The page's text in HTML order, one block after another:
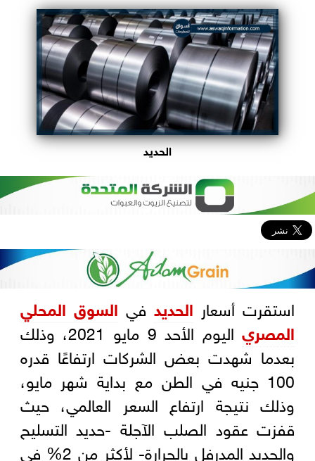
الحديد
استقرت أسعار الحديدفي السوق المحلي
المصري
اليوم الأحد 9 مايو 2021، وذلك
بعدما شهدت بعض الشركات ارتفاعًا قدره
100 جنيه في الطن مع بداية شهر مايو،
وذلك نتيجة ارتفاع السعر العالمي، حيث
قفزت عقود الصلب الآجلة -حديد التسليح
والحديد المدرفل بالحرارة- لأكثر من 2% في